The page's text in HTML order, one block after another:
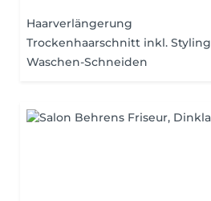
Haarverlängerung
Trockenhaarschnitt inkl. Styling
Waschen-Schneiden